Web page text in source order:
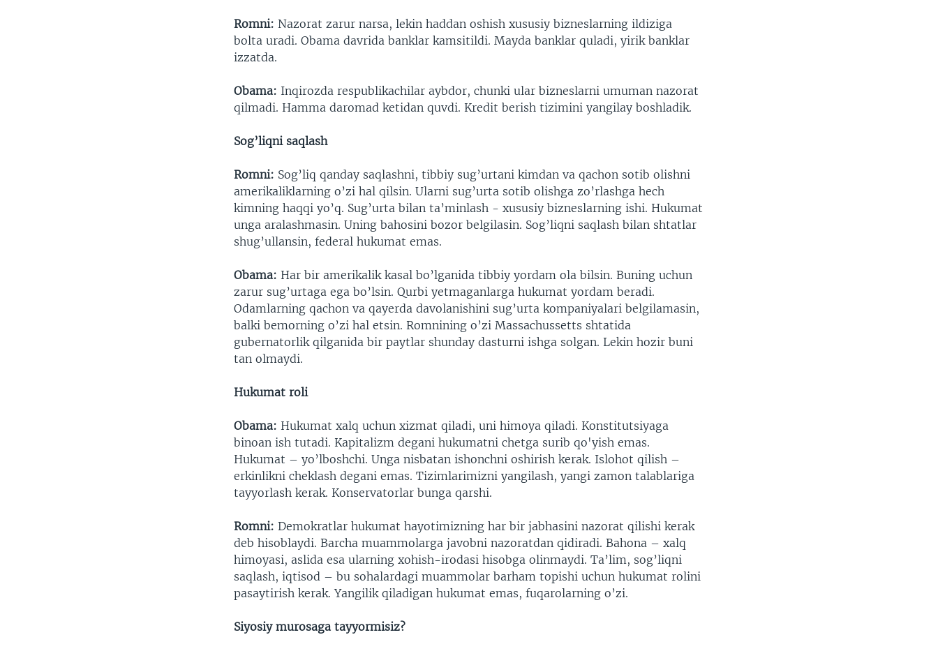
Romni: Nazorat zarur narsa, lekin haddan oshish xususiy bizneslarning ildiziga
bolta uradi. Obama davrida banklar kamsitildi. Mayda banklar quladi, yirik banklar
izzatda.
Obama: Inqirozda respublikachilar aybdor, chunki ular bizneslarni umuman nazorat
qilmadi. Hamma daromad ketidan quvdi. Kredit berish tizimini yangilay boshladik.
Sog’liqni saqlash
Romni: Sog’liq qanday saqlashni, tibbiy sug’urtani kimdan va qachon sotib olishni
amerikaliklarning o’zi hal qilsin. Ularni sug’urta sotib olishga zo’rlashga hech
kimning haqqi yo’q. Sug’urta bilan ta’minlash - xususiy bizneslarning ishi. Hukumat
unga aralashmasin. Uning bahosini bozor belgilasin. Sog’liqni saqlash bilan shtatlar
shug’ullansin, federal hukumat emas.
Obama: Har bir amerikalik kasal bo’lganida tibbiy yordam ola bilsin. Buning uchun
zarur sug’urtaga ega bo’lsin. Qurbi yetmaganlarga hukumat yordam beradi.
Odamlarning qachon va qayerda davolanishini sug’urta kompaniyalari belgilamasin,
balki bemorning o’zi hal etsin. Romnining o’zi Massachussetts shtatida
gubernatorlik qilganida bir paytlar shunday dasturni ishga solgan. Lekin hozir buni
tan olmaydi.
Hukumat roli
Obama: Hukumat xalq uchun xizmat qiladi, uni himoya qiladi. Konstitutsiyaga
binoan ish tutadi. Kapitalizm degani hukumatni chetga surib qo'yish emas.
Hukumat – yo’lboshchi. Unga nisbatan ishonchni oshirish kerak. Islohot qilish –
erkinlikni cheklash degani emas. Tizimlarimizni yangilash, yangi zamon talablariga
tayyorlash kerak. Konservatorlar bunga qarshi.
Romni:Demokratlar hukumat hayotimizning har bir jabhasini nazorat qilishi kerak
deb hisoblaydi. Barcha muammolarga javobni nazoratdan qidiradi. Bahona – xalq
himoyasi, aslida esa ularning xohish-irodasi hisobga olinmaydi. Ta’lim, sog’liqni
saqlash, iqtisod – bu sohalardagi muammolar barham topishi uchun hukumat rolini
pasaytirish kerak. Yangilik qiladigan hukumat emas, fuqarolarning o’zi.
Siyosiy murosaga tayyormisiz?